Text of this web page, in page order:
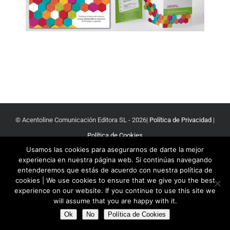
© Acentoline Comunicación Editora SL - 2026| Política de Privacidad |
Política de Cookies
FacebookTwitter YouTube
Usamos las cookies para asegurarnos de darte la mejor
experiencia en nuestra página web. Si continúas navegando
entenderemos que estás de acuerdo con nuestra política de
cookies | We use cookies to ensure that we give you the best
experience on our website. If you continue to use this site we
will assume that you are happy with it.
Ok No Política de Cookies